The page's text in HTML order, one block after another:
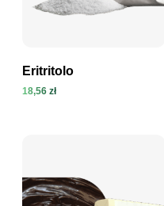
Eritritolo
18,56 zł